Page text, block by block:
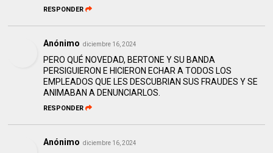
RESPONDER
Anónimo diciembre 16, 2024
PERO QUÉ NOVEDAD, BERTONE Y SU BANDA
PERSIGUIERON E HICIERON ECHAR A TODOS LOS
EMPLEADOS QUE LES DESCUBRIAN SUS FRAUDES Y SE
ANIMABAN A DENUNCIARLOS.
RESPONDER
Anónimo diciembre 16, 2024